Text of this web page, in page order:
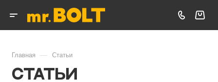
Главная — Статьи
Статьи